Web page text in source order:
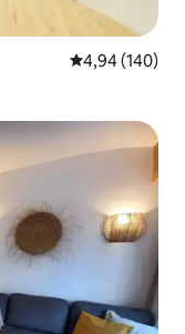
Évaluation
4,94 (140)